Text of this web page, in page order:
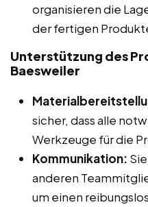
organisieren die
der fertigen
Unterstützung des
Baesweiler
sicher, dass alle
Werkzeuge für die
Kommunikation:
anderen
um einen